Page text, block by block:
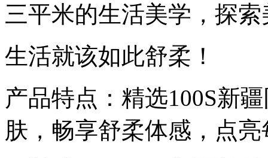
三平米的生活美学，探
生活就该如此舒柔！
产品特点：精选100S新
肤，畅享舒柔体感，点